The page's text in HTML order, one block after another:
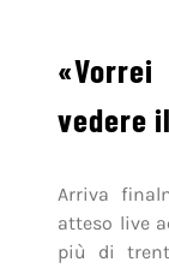
vedere
Arriva
atteso live
più di